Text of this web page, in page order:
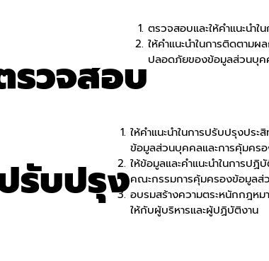
รวจสอบ
ตรวจสอบและให้คำแนะน
ให้คำแนะนำในการติดตาม
ปลอดภัยของข้อมูลส่วนบุค
รับปรุง
ให้คำแนะนำในการปรับปรุงปร
ข้อมูลส่วนบุคคลและการคุ้มคร
ให้ข้อมูลและคำแนะนำในการป
คณะกรรมการคุ้มครองข้อมูล
อบรมสร้างความตระหนักกฎห
ให้กับผู้บริหารและผู้ปฏิบัติงาน